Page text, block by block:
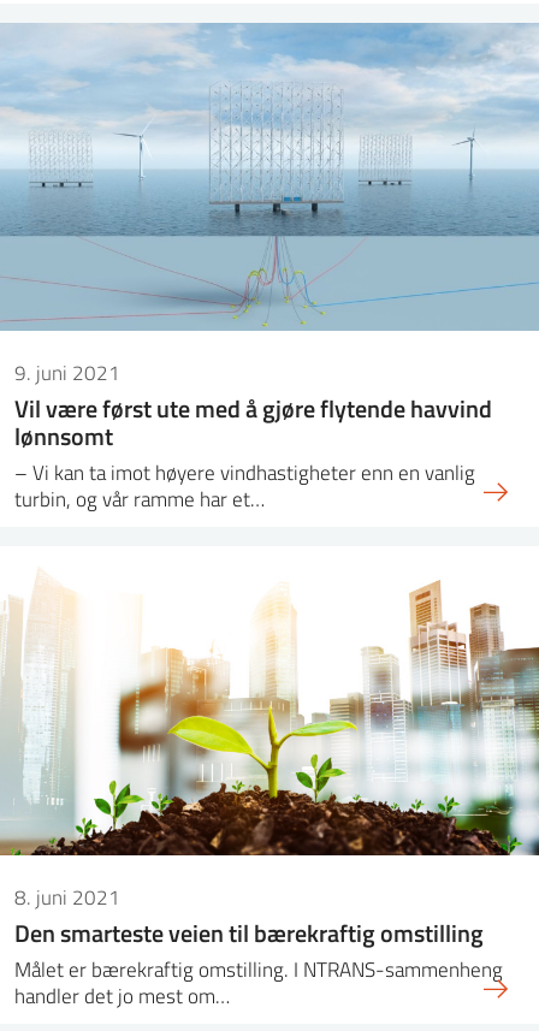
9. juni 2021
Vil være først ute med å gjøre flytende havvind
lønnsomt
– Vi kan ta imot høyere vindhastigheter enn en vanlig
turbin, og vår ramme har et…
8. juni 2021
Den smarteste veien til bærekraftig omstilling
Målet er bærekraftig omstilling. I NTRANS-sammenheng
handler det jo mest om…